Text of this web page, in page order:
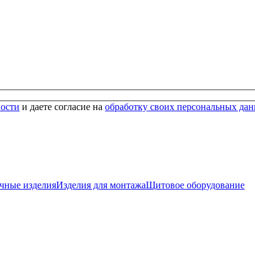
и даете согласие на обработку своих персональных
изделияИзделия для монтажаЩитовое оборудование